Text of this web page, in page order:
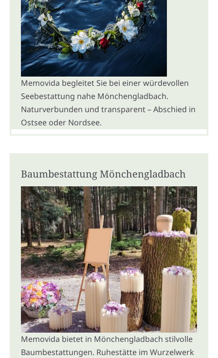
Memovida begleitet Sie bei einer würdevollen
Seebestattung nahe Mönchengladbach.
Naturverbunden und transparent – Abschied in
Ostsee oder Nordsee.
Baumbestattung Mönchengladbach
Memovida bietet in Mönchengladbach stilvolle
Baumbestattungen. Ruhestätte im Wurzelwerk